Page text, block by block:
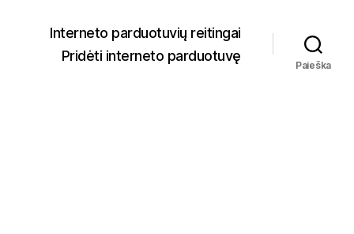
Interneto parduotuvių reitingai
Pridėti interneto parduotuvę
Paieška